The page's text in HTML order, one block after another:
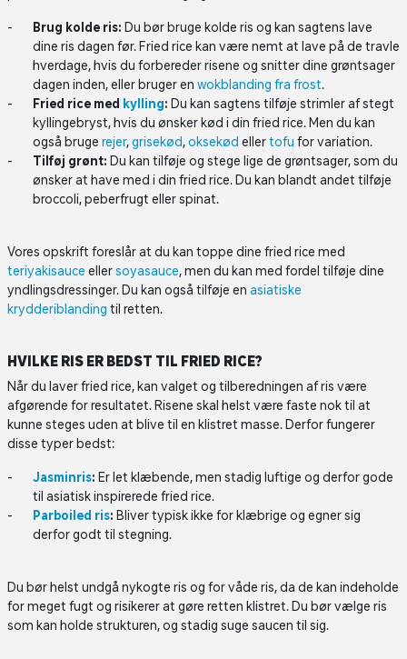
Brug kolde ris: Du bør bruge kolde ris og kan sagtens lave
dine ris dagen før. Fried rice kan være nemt at lave på de travle
hverdage, hvis du forbereder risene og snitter dine grøntsager
dagen inden, eller bruger en wokblanding fra frost.
Fried rice med kylling: Du kan sagtens tilføje strimler af stegt
kyllingebryst, hvis du ønsker kød i din fried rice. Men du kan
også bruge rejer,grisekød,oksekød ellertofu for variation.
Tilføj grønt: Du kan tilføje og stege lige de grøntsager, som du
ønsker at have med i din fried rice. Du kan blandt andet tilføje
broccoli, peberfrugt eller spinat.
Vores opskrift foreslår at du kan toppe dine fried rice med
teriyakisauce ellersoyasauce, men du kan med fordel tilføje dine
yndlingsdressinger. Du kan også tilføje en asiatiske
krydderiblanding til retten.
HVILKE RIS ER BEDST TIL FRIED RICE?
Når du laver fried rice, kan valget og tilberedningen af ris være
afgørende for resultatet. Risene skal helst være faste nok til at
kunne steges uden at blive til en klistret masse. Derfor fungerer
disse typer bedst:
Jasminris: Er let klæbende, men stadig luftige og derfor gode
til asiatisk inspirerede fried rice.
Parboiled ris: Bliver typisk ikke for klæbrige og egner sig
derfor godt til stegning.
Du bør helst undgå nykogte ris og for våde ris, da de kan indeholde
for meget fugt og risikerer at gøre retten klistret. Du bør vælge ris
som kan holde strukturen, og stadig suge saucen til sig.